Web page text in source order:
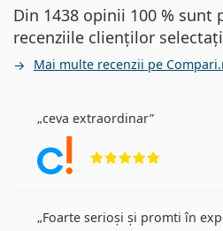
Din 1438 opinii 100 % sunt
recenziile clienților
Mai multe recenzii pe
ceva extraordinar
Foarte serioși și promti în